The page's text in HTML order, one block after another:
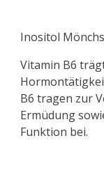
Inositol
Vitamin B6
B6 tragen zur
Ermüdung
Funktion bei.